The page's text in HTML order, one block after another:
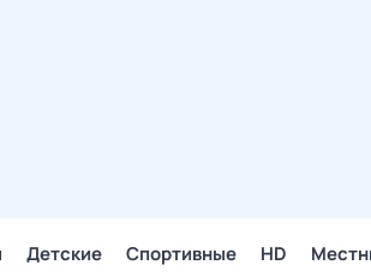
Детские Спортивные HD